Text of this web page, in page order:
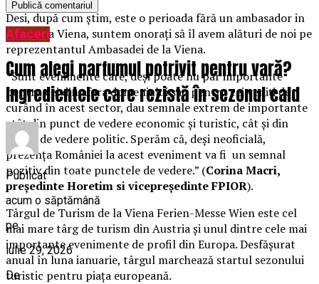
Desi, după cum știm, este o perioada fără un ambasador in
funcție la Viena, suntem onorați să îl avem alături de noi pe
reprezentantul Ambasadei de la Viena.
“Sunt evenimente care, deși poate nu par importante
pentru cei din afara domeniului sau pentru cei veniți de
curând în acest sector, dau semnale extrem de importante
atât din punct de vedere economic și turistic, cât și din
punct de vedere politic. Sperăm că, deși neoficială,
prezența României la acest eveniment va fi un semnal
pozitiv din toate punctele de vedere.” (Corina Macri,
președinte Horetim si vicepreședinte FPIOR).
Târgul de Turism de la Viena Ferien-Messe Wien este cel
mai mare târg de turism din Austria și unul dintre cele mai
importante evenimente de profil din Europa. Desfășurat
anual în luna ianuarie, târgul marchează startul sezonului
turistic pentru piața europeană.
Afaceri
Cum alegi parfumul potrivit pentru vară?
Ingredientele care rezistă în sezonul cald
Publicat
acum o săptămână
pe
iulie 29, 2026
De